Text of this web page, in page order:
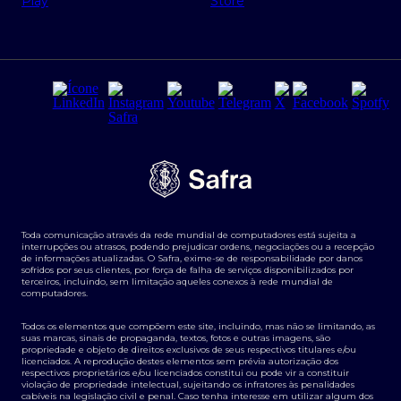
Regras e Parâmetros de Atuação Banco Safra
Segurança da Informação
Tarifas e serviços Pessoa Física
Transparência de remuneração
Termos e Condições para Portabilidade de Investimento
Derivativos
Agronegócios
Toda comunicação através da rede mundial de computadores está sujeita a
interrupções ou atrasos, podendo prejudicar ordens, negociações ou a recepção
de informações atualizadas. O Safra, exime-se de responsabilidade por danos
sofridos por seus clientes, por força de falha de serviços disponibilizados por
terceiros, incluindo, sem limitação aqueles conexos à rede mundial de
computadores.
Todos os elementos que compõem este site, incluindo, mas não se limitando, as
suas marcas, sinais de propaganda, textos, fotos e outras imagens, são
propriedade e objeto de direitos exclusivos de seus respectivos titulares e/ou
licenciados. A reprodução destes elementos sem prévia autorização dos
respectivos proprietários e/ou licenciados constitui ou pode vir a constituir
violação de propriedade intelectual, sujeitando os infratores às penalidades
cabíveis na legislação civil e penal. Caso tenha interesse em utilizar algum dos